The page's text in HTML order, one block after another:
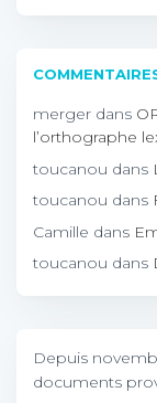
merger dans
l’orthographe
toucanou dans
toucanou dans
Camille dans
toucanou dans
Depuis
documents